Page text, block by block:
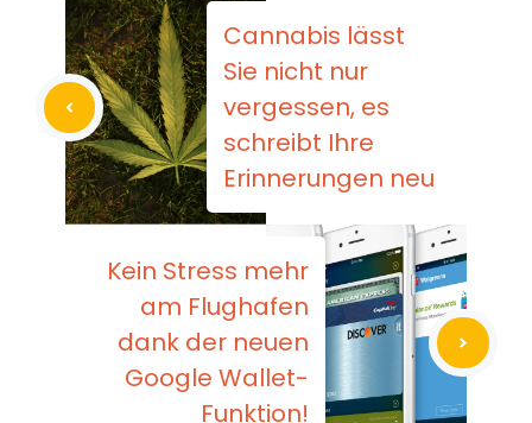
Cannabis lässt
Sie nicht nur
vergessen, es
schreibt Ihre
Erinnerungen neu
Kein Stress mehr
am Flughafen
dank der neuen
Google Wallet-
Funktion!